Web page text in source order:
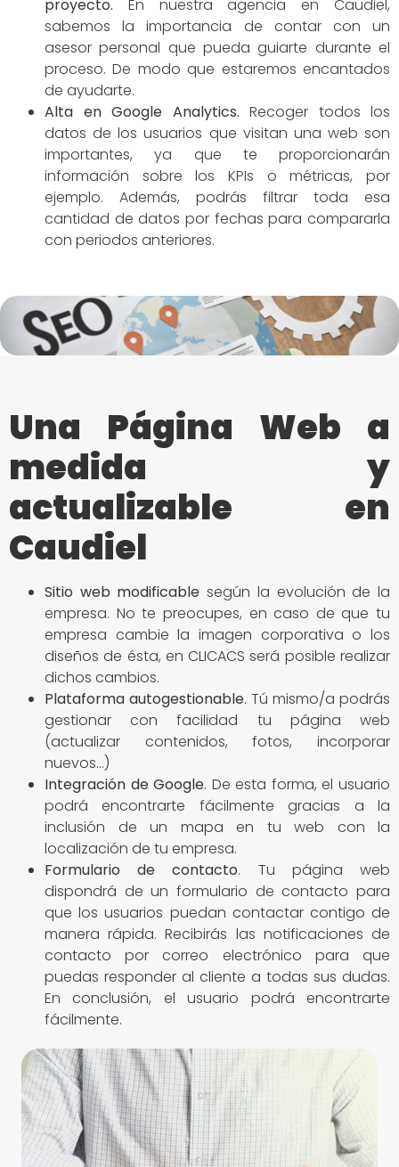
proyecto. En nuestra agencia en Caudiel,
sabemos la importancia de contar con un
asesor personal que pueda guiarte durante el
proceso. De modo que estaremos encantados
de ayudarte.
Alta en Google Analytics. Recoger todos los
datos de los usuarios que visitan una web son
importantes, ya que te proporcionarán
información sobre los KPIs o métricas, por
ejemplo. Además, podrás filtrar toda esa
cantidad de datos por fechas para compararla
con periodos anteriores.
Una Página Web a
medida y
actualizable en
Caudiel
Sitio web modificable según la evolución de la
empresa. No te preocupes, en caso de que tu
empresa cambie la imagen corporativa o los
diseños de ésta, en CLICACS será posible realizar
dichos cambios.
Plataforma autogestionable. Tú mismo/a podrás
gestionar con facilidad tu página web
(actualizar contenidos, fotos, incorporar
nuevos…)
Integración de Google. De esta forma, el usuario
podrá encontrarte fácilmente gracias a la
inclusión de un mapa en tu web con la
localización de tu empresa.
Formulario de contacto. Tu página web
dispondrá de un formulario de contacto para
que los usuarios puedan contactar contigo de
manera rápida. Recibirás las notificaciones de
contacto por correo electrónico para que
puedas responder al cliente a todas sus dudas.
En conclusión, el usuario podrá encontrarte
fácilmente.